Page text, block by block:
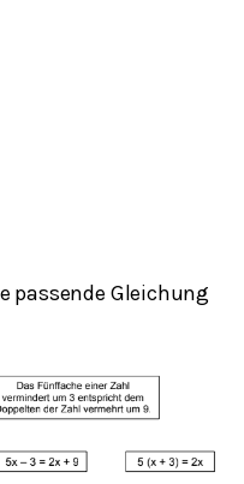
passende Gleichung